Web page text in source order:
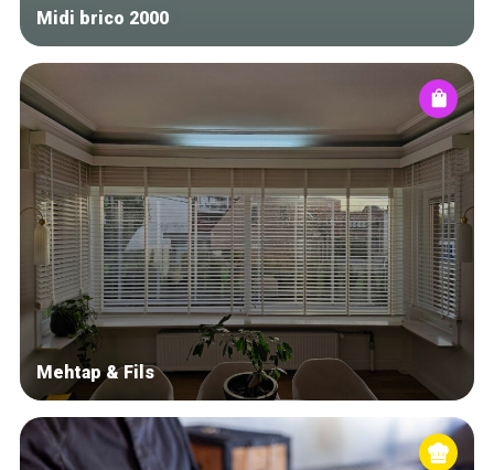
Midi brico 2000
Mehtap & Fils